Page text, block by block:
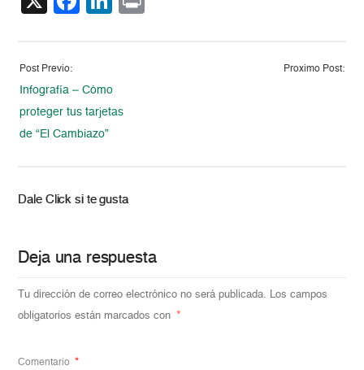
Post Previo:
Infografía – Cómo
proteger tus tarjetas
de “El Cambiazo”
Proximo Post:
Dale Click si te gusta
Deja una respuesta
Tu dirección de correo electrónico no será publicada. Los campos
obligatorios están marcados con *
Comentario *